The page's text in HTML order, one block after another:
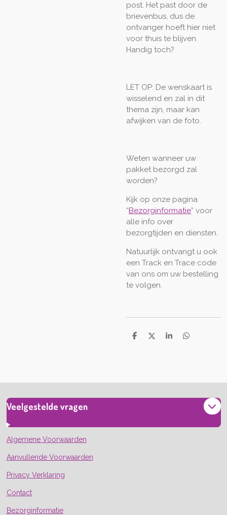
post. Het past door de
brievenbus, dus de
ontvanger hoeft hier niet
voor thuis te blijven.
Handig toch?
LET OP: De wenskaart is
wisselend en zal in dit
thema zijn, maar kan
afwijken van de foto.
Weten wanneer uw
pakket bezorgd zal
worden?
Kijk op onze pagina
“Bezorginformatie” voor
alle info over
bezorgtijden en diensten.
Natuurlijk ontvangt u ook
een Track en Trace code
van ons om uw bestelling
te volgen.
D
D
S
D
Veelgestelde vragen
Algemene Voorwaarden
Aanvullende Voorwaarden
Privacy Verklaring
Contact
Bezorginformatie